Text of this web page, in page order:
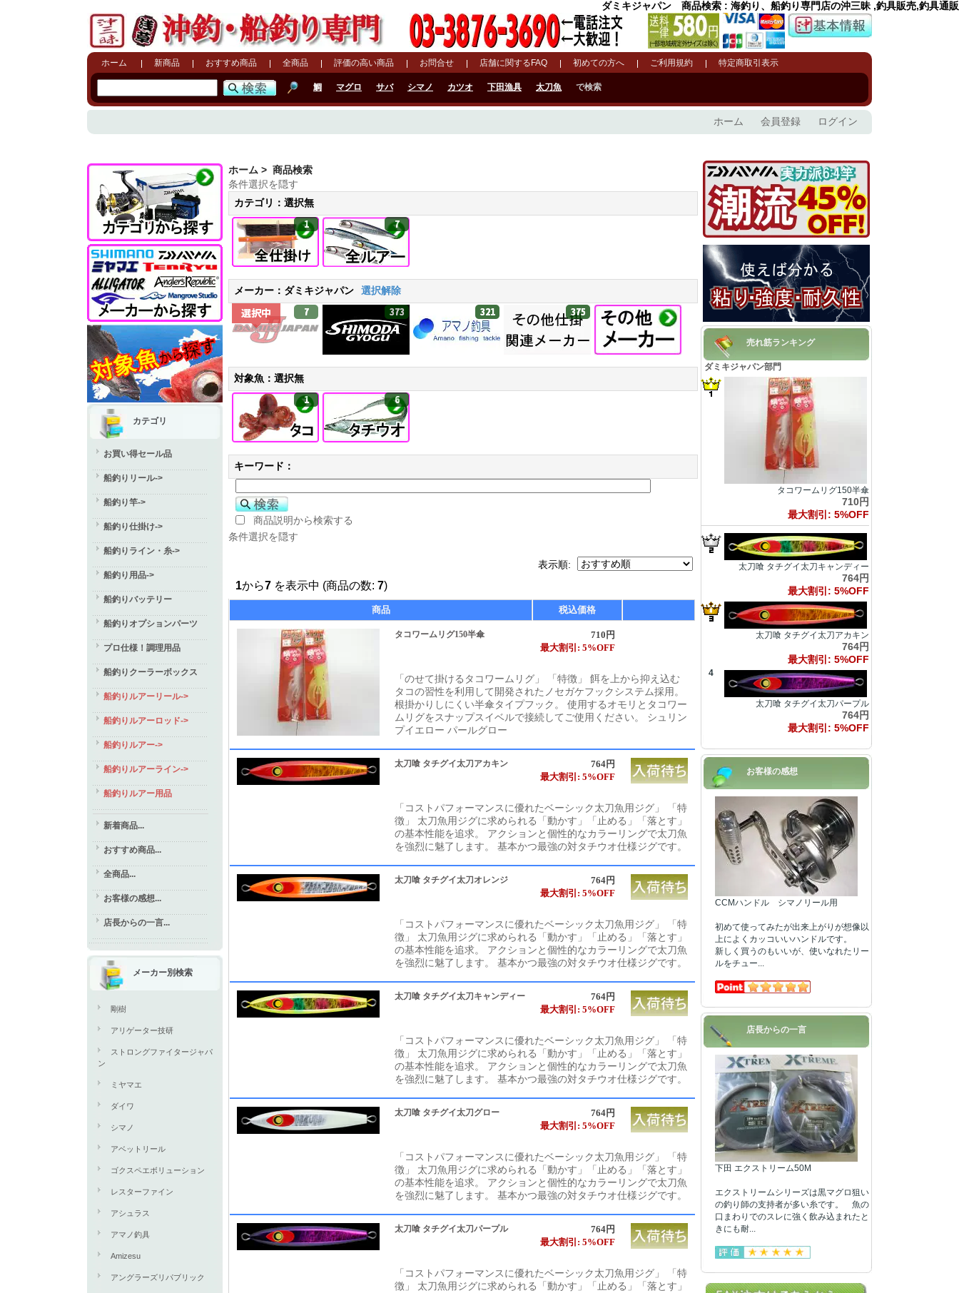
ダミキジャパン 商品検索 : 海釣り、船釣り専門店の沖三昧 ,釣具販売,釣具通販
ホーム 新商品 おすすめ商品 全商品 評価の高い商品 お問合せ 店舗に関するFAQ 初めての方へ ご利用規約 特定商取引表示
鯛 マグロ サバ シマノ カツオ 下田漁具 太刀魚 で検索
ホーム 会員登録 ログイン
カテゴリ
お買い得セール品
船釣りリール->
船釣り竿->
船釣り仕掛け->
船釣りライン・糸->
船釣り用品->
船釣りバッテリー
船釣りオプションパーツ
プロ仕様！調理用品
船釣りクーラーボックス
船釣りルアーリール->
船釣りルアーロッド->
船釣りルアー->
船釣りルアーライン->
船釣りルアー用品
新着商品...
おすすめ商品...
全商品...
お客様の感想...
店長からの一言...
メーカー別検索
剛樹
アリゲーター技研
ストロングファイタージャパ
ン
ミヤマエ
ダイワ
シマノ
アベットリール
ゴクスペエボリューション
レスターファイン
アシュラス
アマノ釣具
Amizesu
アングラーズリパブリック
ホーム > 商品検索
条件選択を隠す
カテゴリ：選択無
1 7
メーカー：ダミキジャパン 選択解除
選択中 7 373 321 375
対象魚：選択無
1 6
キーワード：
商品説明から検索する
条件選択を隠す
表示順:
1から7 を表示中 (商品の数: 7)
商品 税込価格
タコワームリグ150半傘
710円
最大割引: 5%OFF
「のせて掛けるタコワームリグ」 「特徴」 餌を上から抑え込む
タコの習性を利用して開発されたノセガケフックシステム採用。
根掛かりしにくい半傘タイプフック。 使用するオモリとタコワー
ムリグをスナップスイベルで接続してご使用ください。 シュリン
プイエロー パールグロー
太刀喰 タチグイ太刀アカキン
764円
最大割引: 5%OFF
「コストパフォーマンスに優れたベーシック太刀魚用ジグ」 「特
徴」 太刀魚用ジグに求められる「動かす」「止める」「落とす」
の基本性能を追求。 アクションと個性的なカラーリングで太刀魚
を強烈に魅了します。 基本かつ最強の対タチウオ仕様ジグです。
太刀喰 タチグイ太刀オレンジ
764円
最大割引: 5%OFF
「コストパフォーマンスに優れたベーシック太刀魚用ジグ」 「特
徴」 太刀魚用ジグに求められる「動かす」「止める」「落とす」
の基本性能を追求。 アクションと個性的なカラーリングで太刀魚
を強烈に魅了します。 基本かつ最強の対タチウオ仕様ジグです。
太刀喰 タチグイ太刀キャンディー
764円
最大割引: 5%OFF
「コストパフォーマンスに優れたベーシック太刀魚用ジグ」 「特
徴」 太刀魚用ジグに求められる「動かす」「止める」「落とす」
の基本性能を追求。 アクションと個性的なカラーリングで太刀魚
を強烈に魅了します。 基本かつ最強の対タチウオ仕様ジグです。
太刀喰 タチグイ太刀グロー
764円
最大割引: 5%OFF
「コストパフォーマンスに優れたベーシック太刀魚用ジグ」 「特
徴」 太刀魚用ジグに求められる「動かす」「止める」「落とす」
の基本性能を追求。 アクションと個性的なカラーリングで太刀魚
を強烈に魅了します。 基本かつ最強の対タチウオ仕様ジグです。
太刀喰 タチグイ太刀パープル
764円
最大割引: 5%OFF
「コストパフォーマンスに優れたベーシック太刀魚用ジグ」 「特
徴」 太刀魚用ジグに求められる「動かす」「止める」「落とす」
売れ筋ランキング
ダミキジャパン部門
タコワームリグ150半傘
710円
最大割引: 5%OFF
太刀喰 タチグイ太刀キャンディー
764円
最大割引: 5%OFF
太刀喰 タチグイ太刀アカキン
764円
最大割引: 5%OFF
4
太刀喰 タチグイ太刀パープル
764円
最大割引: 5%OFF
お客様の感想
CCMハンドル シマノリール用
初めて使ってみたが出来上がりが想像以
上によくカッコいいハンドルです。
新しく買うのもいいが、使いなれたリー
ルをチュー...
店長からの一言
下田 エクストリーム50M
エクストリームシリーズは黒マグロ狙い
の釣り師の支持者が多い糸です。 魚の
口まわりでのスレに強く飲み込まれたと
きにも耐...